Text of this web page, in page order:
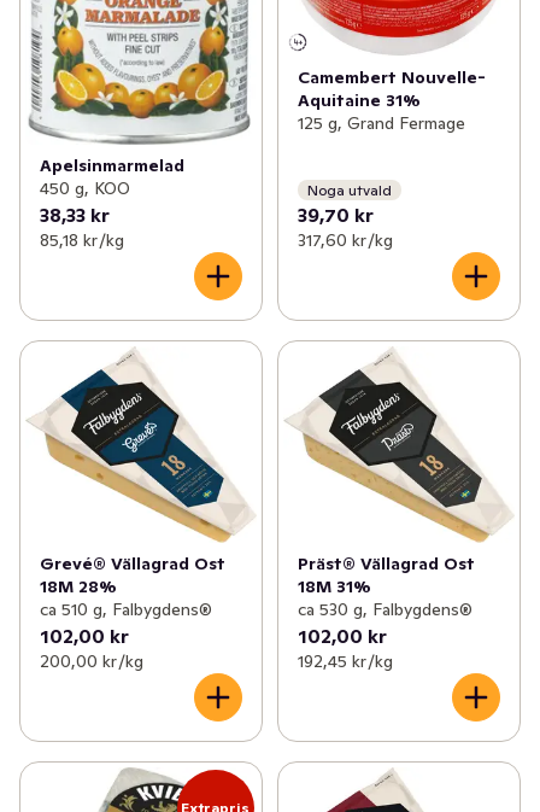
Apelsinmarmelad
450 g, KOO
38,33 kr
85,18 kr /kg
Camembert Nouvelle-
Aquitaine 31%
125 g, Grand Fermage
Noga utvald
39,70 kr
317,60 kr /kg
Grevé® Vällagrad Ost
18M 28%
ca 510 g, Falbygdens®
102,00 kr
200,00 kr /kg
Präst® Vällagrad Ost
18M 31%
ca 530 g, Falbygdens®
102,00 kr
192,45 kr /kg
Extrapris